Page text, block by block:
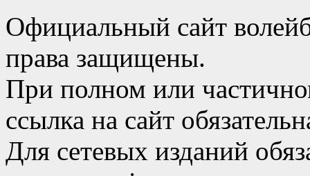
Официальный сайт
права защищены.
При полном или
ссылка на сайт
Для сетевых изданий